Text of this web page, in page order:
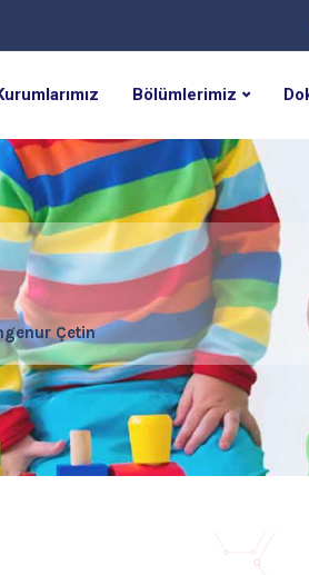
Bölümlerimiz
Çetin